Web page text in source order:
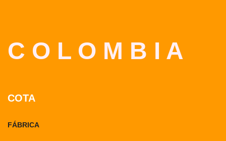
C O L O M B I A
COTA
FÁBRICA